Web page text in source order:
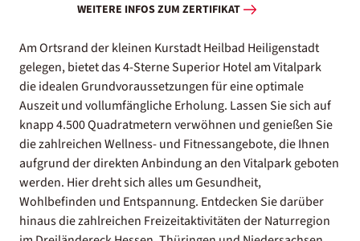
WEITERE INFOS ZUM ZERTIFIKAT
Am Ortsrand der kleinen Kurstadt Heilbad Heiligenstadt
gelegen, bietet das 4-Sterne Superior Hotel am Vitalpark
die idealen Grundvoraussetzungen für eine optimale
Auszeit und vollumfängliche Erholung. Lassen Sie sich auf
knapp 4.500 Quadratmetern verwöhnen und genießen Sie
die zahlreichen Wellness- und Fitnessangebote, die Ihnen
aufgrund der direkten Anbindung an den Vitalpark geboten
werden. Hier dreht sich alles um Gesundheit,
Wohlbefinden und Entspannung. Entdecken Sie darüber
hinaus die zahlreichen Freizeitaktivitäten der Naturregion